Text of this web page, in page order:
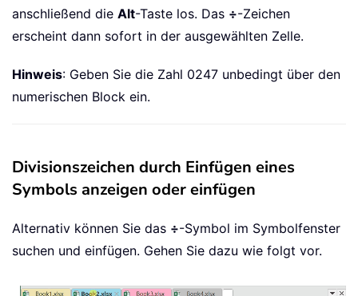
anschließend die Alt-Taste los. Das ÷-Zeichen
erscheint dann sofort in der ausgewählten Zelle.
Hinweis: Geben Sie die Zahl 0247 unbedingt über den
numerischen Block ein.
Divisionszeichen durch Einfügen eines
Symbols anzeigen oder einfügen
Alternativ können Sie das ÷-Symbol im Symbolfenster
suchen und einfügen. Gehen Sie dazu wie folgt vor.